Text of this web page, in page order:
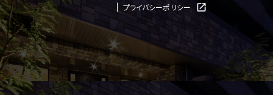
プライバシーポリシー